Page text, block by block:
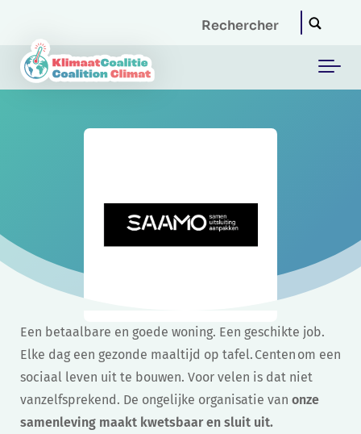
Een betaalbare en goede woning. Een geschikte job.
Elke dag een gezonde maaltijd op tafel. Centen om een
sociaal leven uit te bouwen. Voor velen is dat niet
vanzelfsprekend. De ongelijke organisatie van onze
samenleving maakt kwetsbaar en sluit uit.